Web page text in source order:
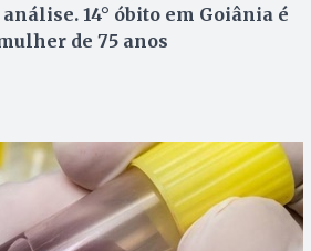
14° óbito em Goiânia é
de 75 anos